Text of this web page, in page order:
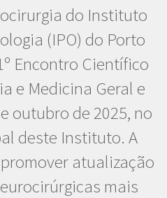
do Instituto
(IPO) do Porto
Encontro Científico
e Medicina Geral e
outubro de 2025, no
deste Instituto. A
atualização
mais